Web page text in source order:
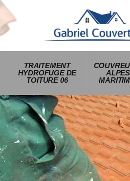
TRAITEMENT
HYDROFUGE DE
TOITURE 06